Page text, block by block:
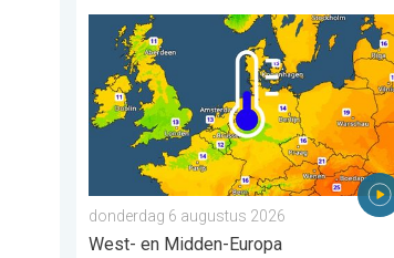
Er komen koelere nachten aan. West-
donderdag 6 augustus 2026
West- en Midden-Europa